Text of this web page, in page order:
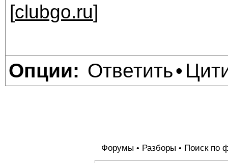
[clubgo.ru]
Опции: Ответить•
Форумы • Разборы • Поиск по